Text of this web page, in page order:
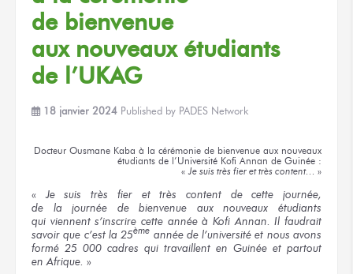
de bienvenue
aux nouveauxétudiants
de l’UKAG
18 janvier 2024 Published by PADES Network
Docteur Ousmane Kaba à la cérémonie de bienvenue aux nouveaux
étudiants de l’Université Kofi Annan de Guinée :
« Je suis très fier et très content… »
«Je suis très fier et très content de cette journée,
de la journée
de bienvenue aux nouveaux étudiants
qui viennents’inscrirecette année à Kofi Annan. Il faudrait
savoir que c’est la 25ème année de l’université et nous avons
formé 25 000 cadres qui travaillent en Guinée et partout
en Afrique. »